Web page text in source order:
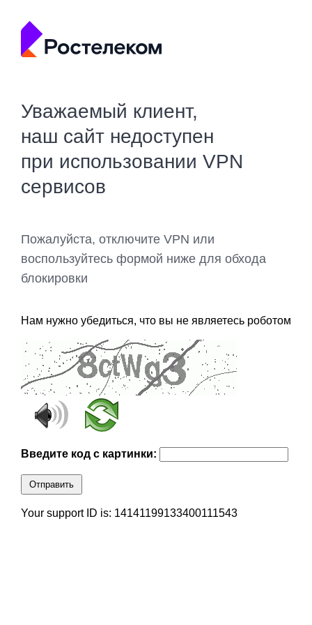
Уважаемый клиент,
наш сайт недоступен
при использовании VPN
сервисов
Пожалуйста, отключите VPN или
воспользуйтесь формой ниже для обхода
блокировки
Нам нужно убедиться, что вы не являетесь роботом
Введите код с картинки:
Отправить
Your support ID is: 14141199133400111543